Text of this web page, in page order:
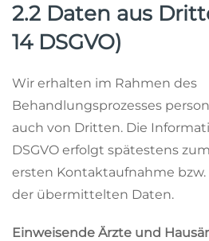
2.2 Daten aus
14 DSGVO)
Wir erhalten im Rahmen des
Behandlungsprozesses
auch von Dritten. Die
DSGVO erfolgt spätestens
ersten Kontaktaufnahme
der übermittelten Daten.
Einweisende Ärzte und